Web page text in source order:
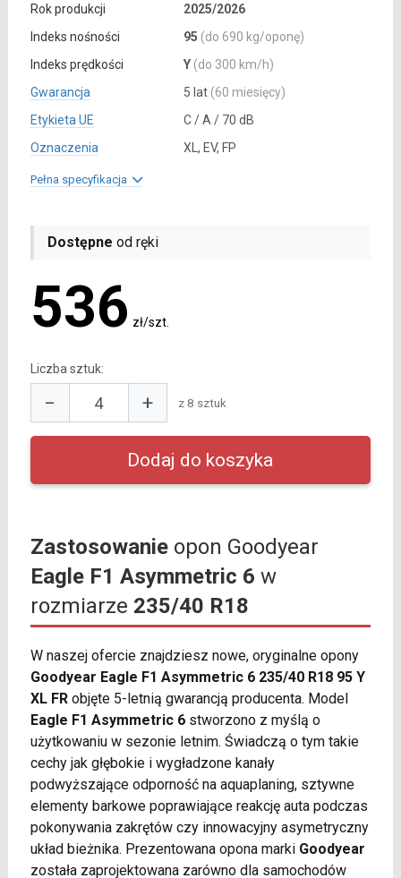
Rok produkcji
2025/2026
Indeks nośności
95 (do 690 kg/oponę)
Indeks prędkości
Y (do 300 km/h)
Gwarancja
5 lat (60 miesięcy)
Etykieta UE
C / A / 70 dB
Oznaczenia
XL, EV, FP
Pełna specyfikacja
Dostępne od ręki
536 zł/szt.
Liczba sztuk:
− + z 8 sztuk
Zastosowanieopon Goodyear
Eagle F1 Asymmetric 6 w
rozmiarze 235/40 R18
W naszej ofercie znajdziesz nowe, oryginalne opony
Goodyear Eagle F1 Asymmetric 6 235/40 R18 95 Y
XL FRobjęte 5-letnią gwarancją producenta. Model
Eagle F1 Asymmetric 6stworzono z myślą o
użytkowaniu w sezonie letnim. Świadczą o tym takie
cechy jak głębokie i wygładzone kanały
podwyższające odporność na aquaplaning, sztywne
elementy barkowe poprawiające reakcję auta podczas
pokonywania zakrętów czy innowacyjny asymetryczny
układ bieżnika. Prezentowana opona marki Goodyear
została zaprojektowana zarówno dla samochodów